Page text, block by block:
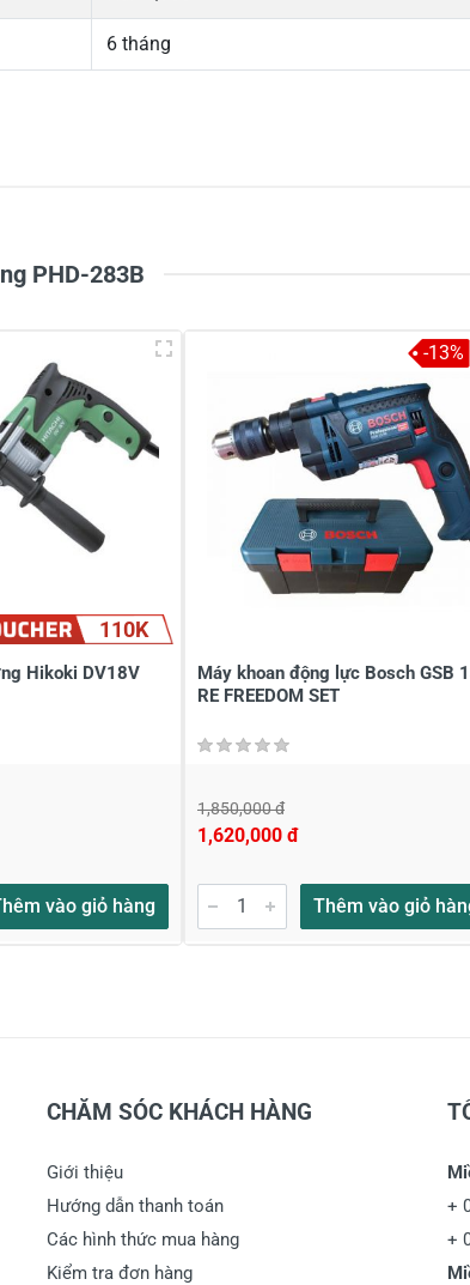
6 tháng
lên hơn 2,5 triệu ghê thiệt chứ
PHD-283B
110K
Hikoki DV18V
vào giỏ hàng
Máy khoan động lực Bosch GSB
RE FREEDOM SET
1,850,000 đ
1,620,000 đ
Thêm vào giỏ
-13%
CHĂM SÓC KHÁCH HÀNG
Giới thiệu
Hướng dẫn thanh toán
Các hình thức mua hàng
Kiểm tra đơn hàng
+
+